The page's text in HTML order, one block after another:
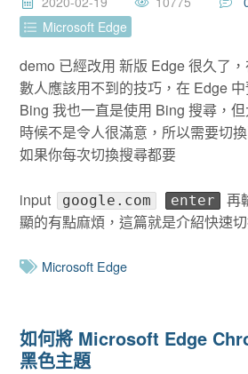
Microsoft Edge
demo 已經改用 新版 Edge 很久了
數人應該用不到的技巧，在 Edge
Bing 我也一直是使用 Bing 搜尋，
時候不是令人很滿意，所以需要切
如果你每次切換搜尋都要
input google.com enter 再
顯的有點麻煩，這篇就是介紹快速
Microsoft Edge
如何將 Microsoft Edge
黑色主題